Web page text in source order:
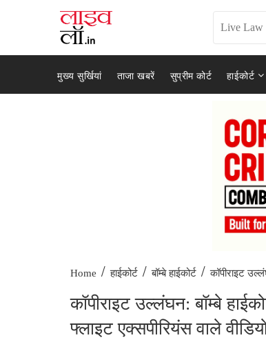
मुख्य सुर्खियां ताजा खबरें सुप्रीम कोर्ट हाईकोर्ट
Home / हाईकोर्ट / बॉम्बे हाईकोर्ट / कॉपीराइट
कॉपीराइट उल्लंघन: बॉम्बे
फ्लाइट एक्सपीरियंस वाले